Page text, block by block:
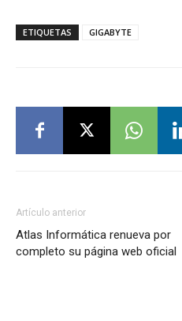
ETIQUETAS GIGABYTE
Artículo anterior
Atlas Informática renueva por
completo su página web oficial